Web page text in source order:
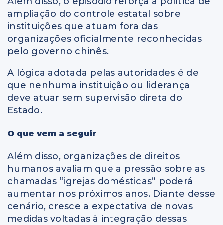
ampliação do controle estatal sobre
instituições que atuam fora das
organizações oficialmente reconhecidas
pelo governo chinês.
A lógica adotada pelas autoridades é de
que nenhuma instituição ou liderança
deve atuar sem supervisão direta do
Estado.
O que vem a seguir
Além disso, organizações de direitos
humanos avaliam que a pressão sobre as
chamadas “igrejas domésticas” poderá
aumentar nos próximos anos. Diante desse
cenário, cresce a expectativa de novas
medidas voltadas à integração dessas